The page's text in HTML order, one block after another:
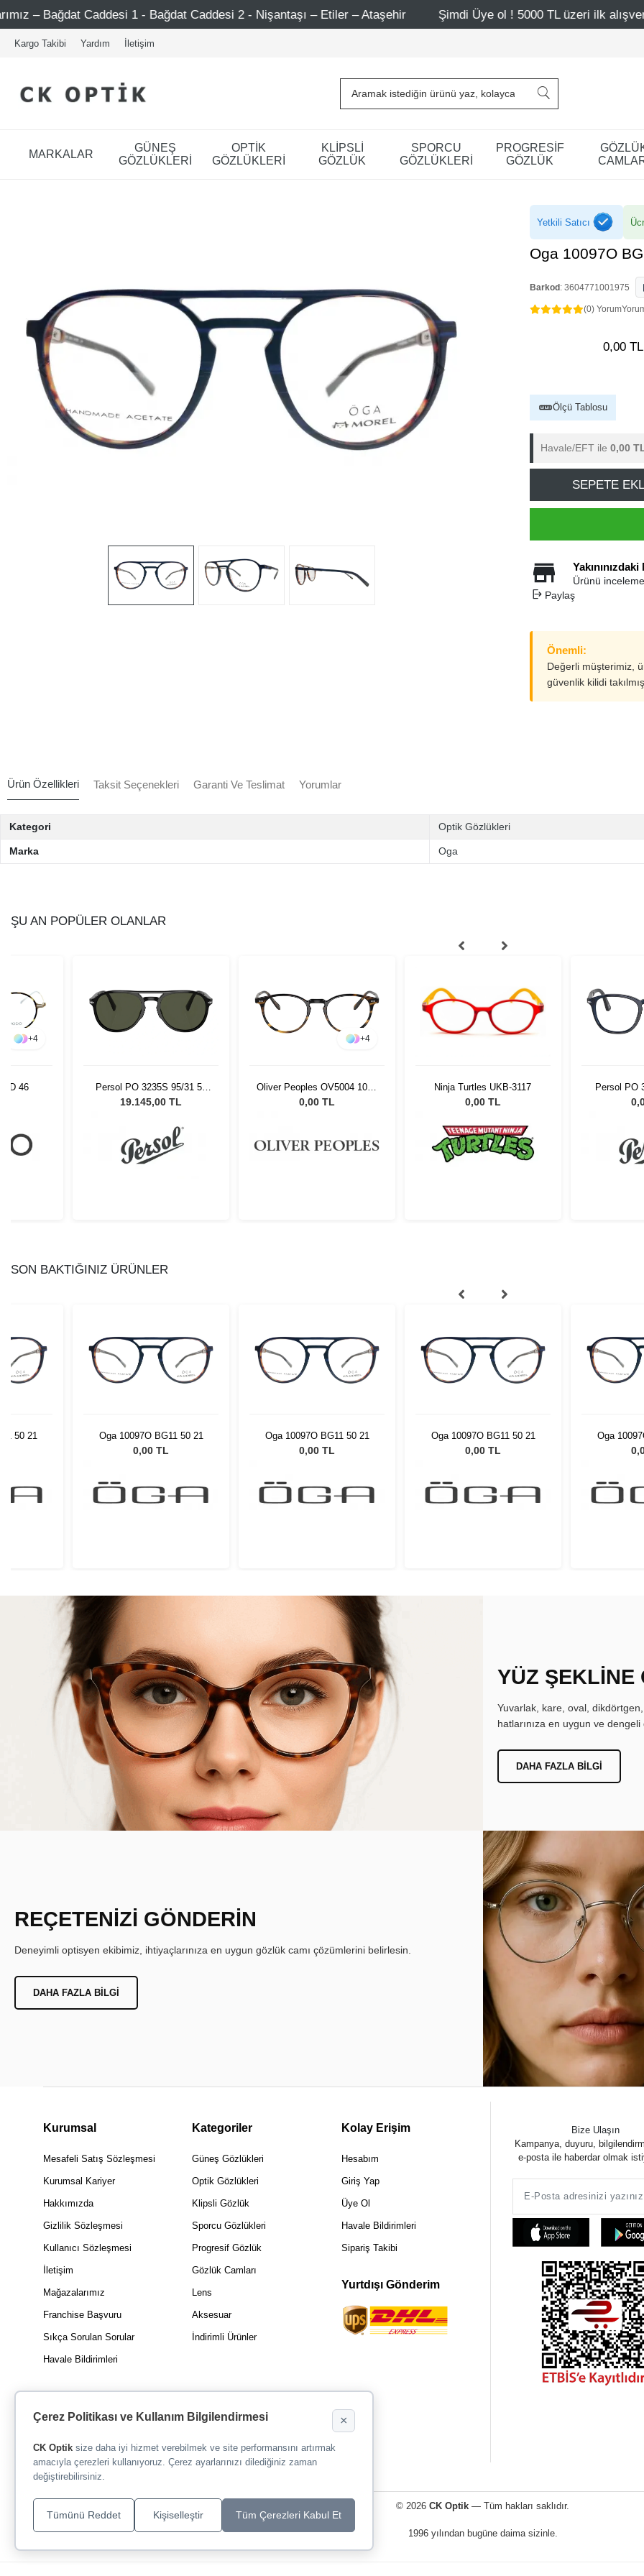
Caddesi 1 - Bağdat Caddesi 2 - Nişantaşı – Etiler – Ataşehir Şimdi Üye ol ! 5000 TL üzeri ilk alışverişinde 500
Kargo Takibi Yardım İletişim
MARKALAR
GÜNEŞ
GÖZLÜKLERİ
OPTİK
GÖZLÜKLERİ
KLİPSLİ
GÖZLÜK
SPORCU
GÖZLÜKLERİ
PROGRESİF
GÖZLÜK
Yetkili Satıcı
Oga 10097O
Barkod : 3604771001975
(0) Yorum
0,00 TL
Ölçü Tablosu
Havale/EFT ile 0,00
SEPETE
Ürünü
Paylaş
Önemli:
Değerli müşterimiz,
güvenlik kilidi
Ürün Özellikleri Taksit Seçenekleri Garanti Ve Teslimat Yorumlar
Kategori Optik Gözlükleri
Marka Oga
ŞU AN POPÜLER OLANLAR
+4
46
Persol PO 3235S 95/31 55
Unisex Güneş Gözlüğü
19.145,00 TL
+4
Oliver Peoples OV5004 1003
47
0,00 TL
Ninja Turtles UKB-3117
0,00 TL
Persol PO
SON BAKTIĞINIZ ÜRÜNLER
50 21 Oga 10097O BG11 50 21
0,00 TL
Oga 10097O BG11 50 21
0,00 TL
Oga 10097O BG11 50 21
0,00 TL
Oga
YÜZ ŞEKLİNE
Yuvarlak, kare, oval,
hatlarınıza en uygun ve
DAHA FAZLA BILGI
REÇETENİZİ GÖNDERİN
Deneyimli optisyen ekibimiz, ihtiyaçlarınıza en uygun gözlük camı çözümlerini belirlesin.
DAHA FAZLA BILGI
Kurumsal
Mesafeli Satış Sözleşmesi
Kurumsal Kariyer
Hakkımızda
Gizlilik Sözleşmesi
Kullanıcı Sözleşmesi
İletişim
Mağazalarımız
Franchise Başvuru
Sıkça Sorulan Sorular
Havale Bildirimleri
Kategoriler
Güneş Gözlükleri
Optik Gözlükleri
Klipsli Gözlük
Sporcu Gözlükleri
Progresif Gözlük
Gözlük Camları
Lens
Aksesuar
İndirimli Ürünler
Kolay Erişim
Hesabım
Giriş Yap
Üye Ol
Havale Bildirimleri
Sipariş Takibi
Yurtdışı Gönderim
Bize Ulaşın
Kampanya, duyuru,
e-posta ile haberdar olmak
© 2026CK Optik — Tüm hakları saklıdır.
1996 yılından bugüne daima sizinle.
Çerez Politikası ve Kullanım Bilgilendirmesi ×
CK Optik size daha iyi hizmet verebilmek ve site performansını artırmak
amacıyla çerezleri kullanıyoruz. Çerez ayarlarınızı dilediğiniz zaman
değiştirebilirsiniz.
Tüm Çerezleri Kabul Et
Kişiselleştir
Tümünü Reddet